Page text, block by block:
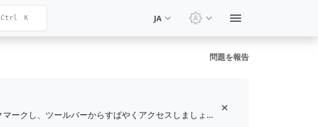
Ctrl K JA テーマを切り替え: システ
問題を報告
無料のブラウザ拡張機能をインストールして、お気に入りのツールをブックマークし、ツールバーからすばやくアクセスしましょう